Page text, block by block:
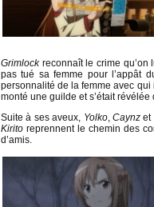
Grimlockreconnaît le crime qu’on
pas tué sa femme pour l’appât
personnalité de la femme avec qui
monté une guilde et s’était révélée
Suite à ses aveux, Yolko, Caynzet
Kirito reprennent le chemin des
d’amis.